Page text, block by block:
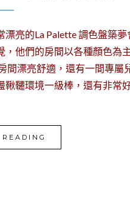
亮的La Palette 調色盤築
他們的房間以各種顏色為
間漂亮舒適，還有一間專屬
韆環境一級棒，還有非常